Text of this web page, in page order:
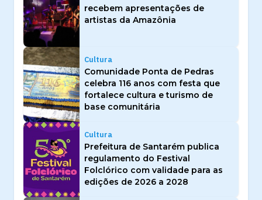
recebem apresentações de
artistas da Amazônia
Cultura
Comunidade Ponta de Pedras
celebra 116 anos com festa que
fortalece cultura e turismo de
base comunitária
Cultura
Prefeitura de Santarém publica
regulamento do Festival
Folclórico com validade para as
edições de 2026 a 2028